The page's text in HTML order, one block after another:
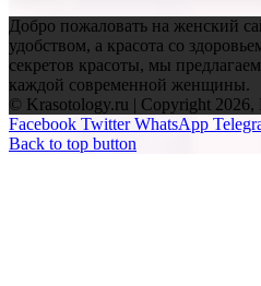
Добро пожаловать на женский
удобством, а красота со
секретов красоты, мы
каждой современной женщины.
© Krasotology.ru | Copyright
Facebook Twitter WhatsApp
Back to top button